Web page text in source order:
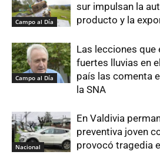
Campo al Día
sur impulsan la
producto y la
Campo al Día
Las lecciones que
fuertes lluvias en
país las comenta
la SNA
Nacional
En Valdivia
preventiva joven
provocó tragedia